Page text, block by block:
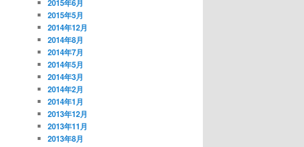
2015年6月
2015年5月
2014年12月
2014年8月
2014年7月
2014年5月
2014年3月
2014年2月
2014年1月
2013年12月
2013年11月
2013年8月